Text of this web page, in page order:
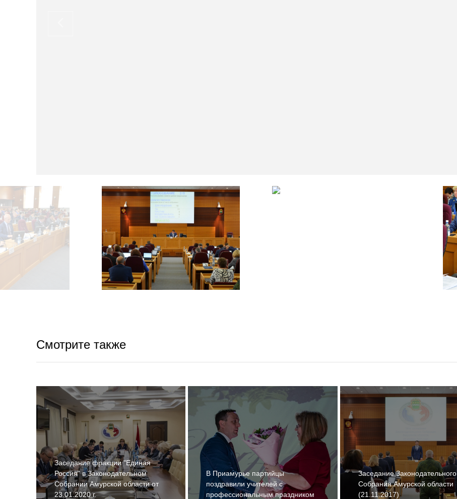
Смотрите также
Заседание фракции "Единая
Россия" в Законодательном
Собрании Амурской области от
23.01.2020 г.
В Приамурье партийцы
поздравили учителей с
профессиональным праздником
Заседание Законодательного
Собрания Амурской области
(21.11.2017)